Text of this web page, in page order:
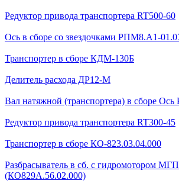
Редуктор привода транспортера RT500-60
Ось в сборе со звездочками РПМ8.А1-
Транспортер в сборе КДМ-130Б
Делитель расхода ДР12-М
Вал натяжной (транспортера) в сборе
Редуктор привода транспортера RT300-45
Транспортер в сборе КО-823.03.04.000
Разбрасыватель в сб. с гидромотором
(КО829А.56.02.000)